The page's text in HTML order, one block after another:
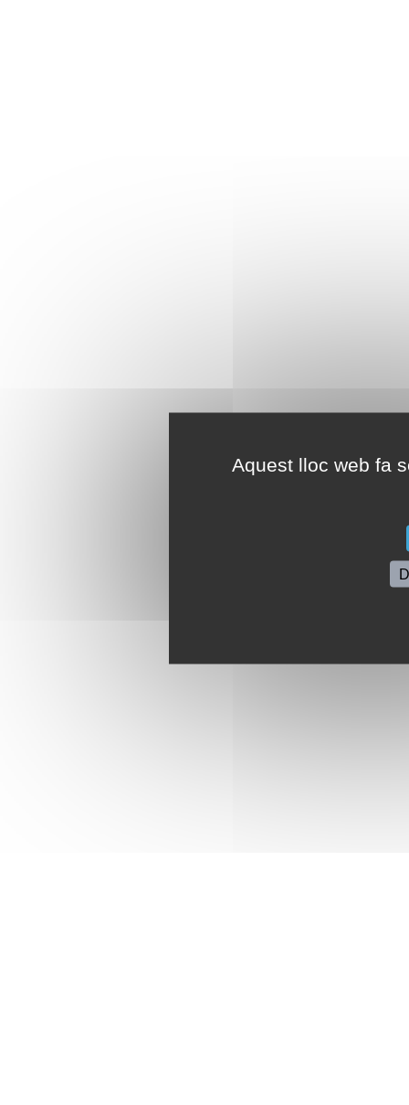
Aquest lloc web fa